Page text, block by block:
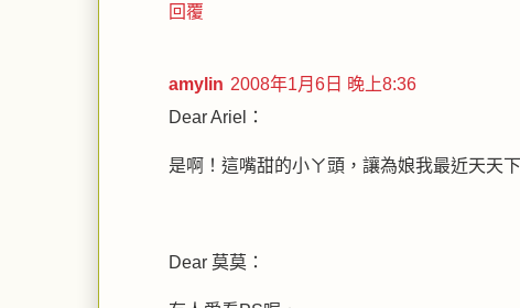
回覆
amylin 2008年1月6日 晚上8:36
Dear Ariel：
是啊！這嘴甜的小ㄚ頭，讓為娘我最近天天
Dear 莫莫：